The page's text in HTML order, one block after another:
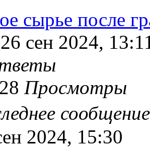
сырье после
26 сен 2024,
Просмотры
2024, 15:30